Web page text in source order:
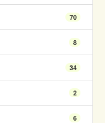
70
8
34
2
6